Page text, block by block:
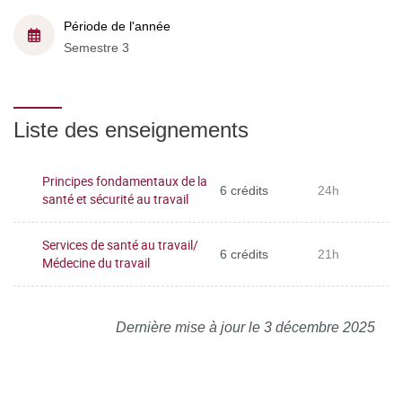
Période de l'année
Semestre 3
Liste des enseignements
Principes fondamentaux de la
santé et sécurité au travail
6 crédits 24h
Services de santé au travail/
Médecine du travail
6 crédits 21h
Dernière mise à jour le 3 décembre 2025